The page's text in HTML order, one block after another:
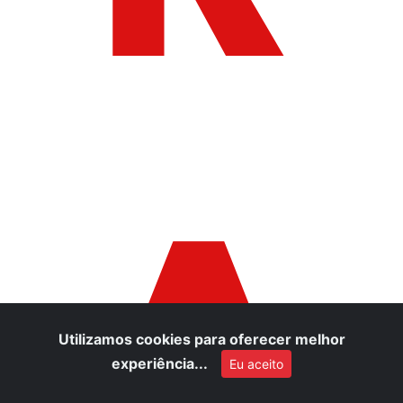
Utilizamos cookies para oferecer melhor
experiência...
Eu aceito